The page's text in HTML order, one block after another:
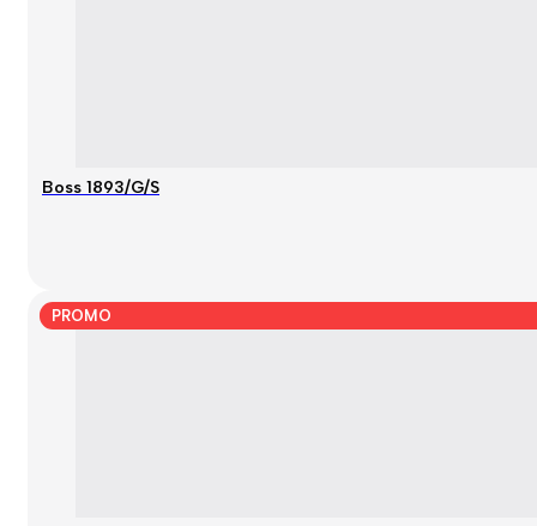
Boss 1893/G/S
PROMO